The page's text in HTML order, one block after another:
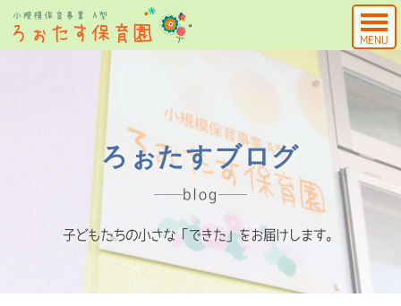
MENU
ろぉたすブログ
blog
子どもたちの小さな「できた」をお届けします。